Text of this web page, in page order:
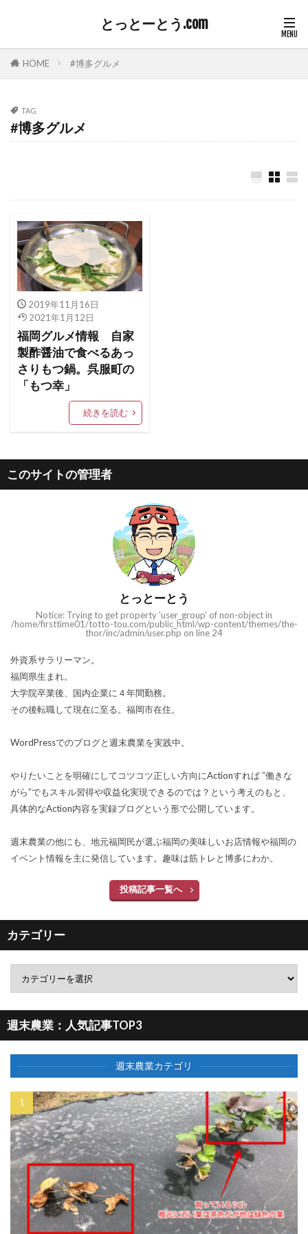
とっとーとう.com
HOME #博多グルメ
TAG
#博多グルメ
2019年11月16日
2021年1月12日
福岡グルメ情報 自家
製酢醤油で食べるあっ
さりもつ鍋。呉服町の
「もつ幸」
続きを読む
このサイトの管理者
とっとーとう
Notice: Trying to get property 'user_group' of non-object in
/home/firsttime01/totto-tou.com/public_html/wp-content/themes/the-
thor/inc/admin/user.php on line 24
外資系サラリーマン。
福岡県生まれ。
大学院卒業後、国内企業に４年間勤務。
その後転職して現在に至る。福岡市在住。
WordPressでのブログと週末農業を実践中。
やりたいことを明確にしてコツコツ正しい方向にActionすれば ”働きな
がら”でもスキル習得や収益化実現できるのでは？という考えのもと、
具体的なAction内容を実録ブログという形で公開しています。
週末農業の他にも、地元福岡民が選ぶ福岡の美味しいお店情報や福岡の
イベント情報を主に発信しています。趣味は筋トレと博多にわか。
投稿記事一覧へ
カテゴリー
週末農業：人気記事TOP3
週末農業カテゴリ